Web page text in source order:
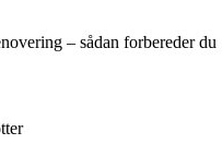
– sådan forbereder du